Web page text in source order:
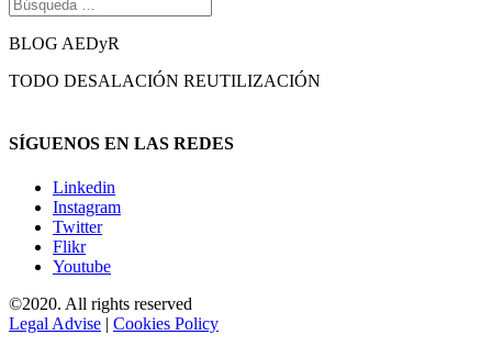
BLOG AEDyR
TODO DESALACIÓN REUTILIZACIÓN
SÍGUENOS EN LAS REDES
Linkedin
Instagram
Twitter
Flikr
Youtube
©2020. All rights reserved
Legal Advise | Cookies Policy